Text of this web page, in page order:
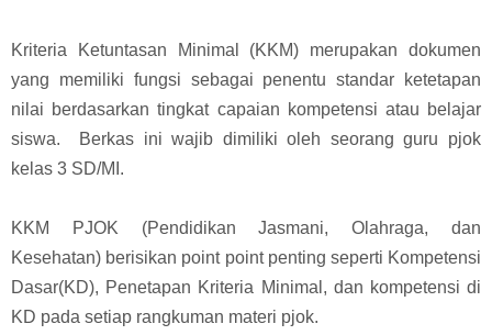
Kriteria Ketuntasan Minimal (KKM) merupakan dokumen
yang memiliki fungsi sebagai penentu standar ketetapan
nilai berdasarkan tingkat capaian kompetensi atau belajar
siswa. Berkas ini wajib dimiliki oleh seorang guru pjok
kelas 3 SD/MI.
KKM PJOK (Pendidikan Jasmani, Olahraga, dan
Kesehatan) berisikan point point penting seperti Kompetensi
Dasar(KD), Penetapan Kriteria Minimal, dan kompetensi di
KD pada setiap rangkuman materi pjok.